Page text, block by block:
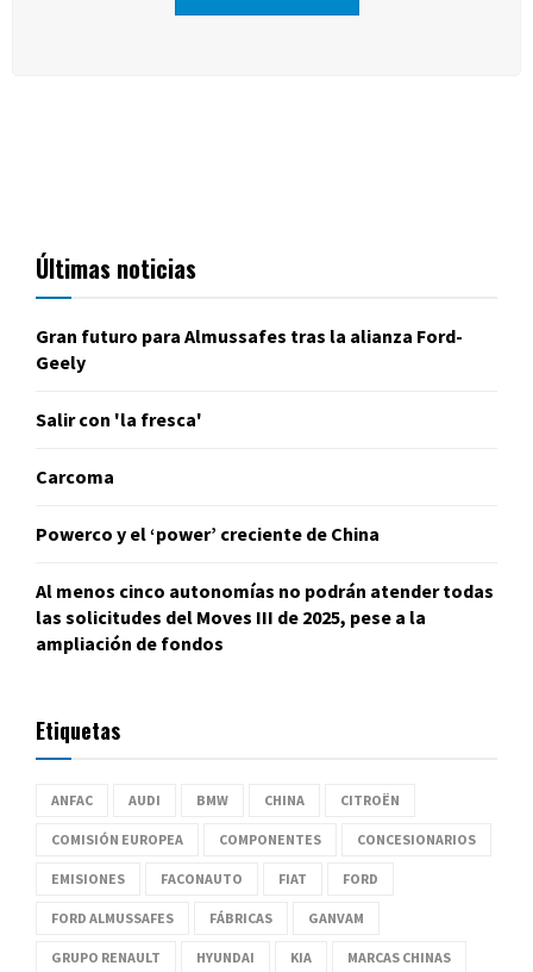
Últimas noticias
Gran futuro para Almussafes tras la alianza Ford-
Geely
Salir con 'la fresca'
Carcoma
Powerco y el ‘power’ creciente de China
Al menos cinco autonomías no podrán atender todas
las solicitudes del Moves III de 2025, pese a la
ampliación de fondos
Etiquetas
ANFAC AUDI BMW CHINA CITROËN
COMISIÓN EUROPEA COMPONENTES CONCESIONARIOS
EMISIONES FACONAUTO FIAT FORD
FORD ALMUSSAFES FÁBRICAS GANVAM
GRUPO RENAULT HYUNDAI KIA MARCAS CHINAS